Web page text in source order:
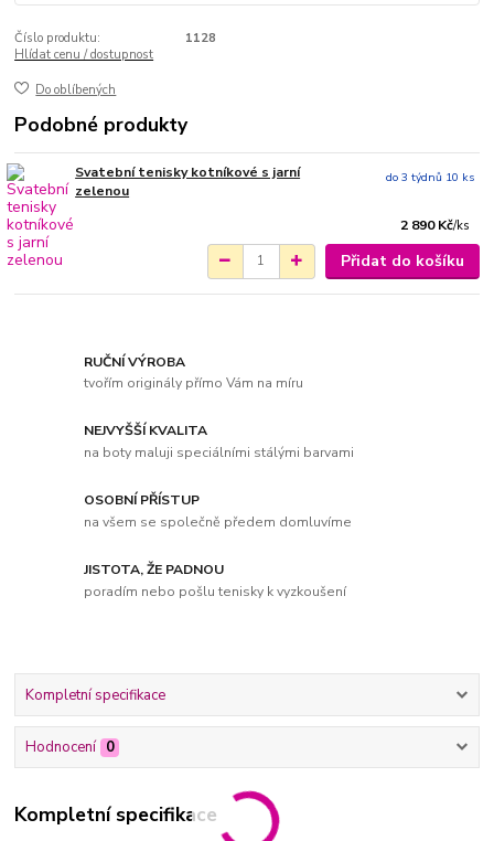
Číslo produktu:
1128
Hlídat cenu / dostupnost
Do oblíbených
Podobné produkty
Svatební tenisky kotníkové s jarní
zelenou
2 890 Kč/ks
do 3 týdnů 10 ks
Přidat do košíku
RUČNÍ VÝROBA
tvořím originály přímo Vám na míru
NEJVYŠŠÍ KVALITA
na boty maluji speciálními stálými barvami
OSOBNÍ PŘÍSTUP
na všem se společně předem domluvíme
JISTOTA, ŽE PADNOU
poradím nebo pošlu tenisky k vyzkoušení
Kompletní specifikace
Hodnocení 0
Kompletní specifikace